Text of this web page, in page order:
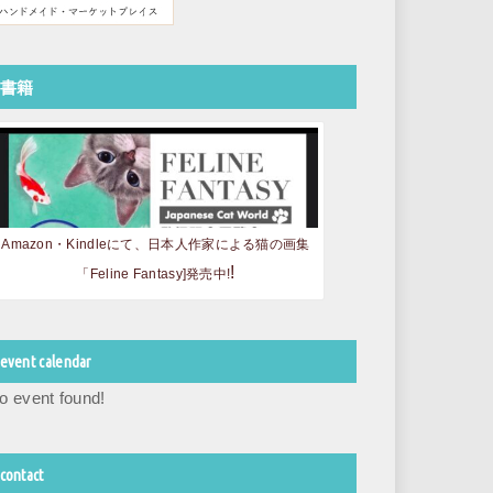
書籍
Amazon・Kindleにて、日本人作家による猫の画集
「Feline Fantasy]発売中!!
event calendar
event found!
contact